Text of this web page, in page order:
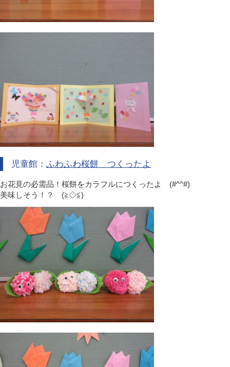
児童館： ふわふわ桜餅 つくったよ
お花見の必需品！桜餅をカラフルにつくったよ (#^^#)
美味しそう！？ (≧◇≦)